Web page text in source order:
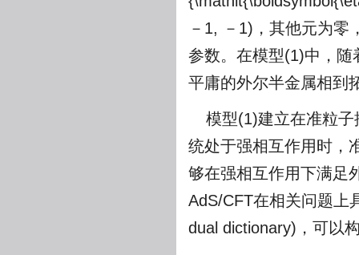
－1, －1)，其他元为零
参数。在模型(1)中，随
平庸的外尔半金属相到
模型(1)建立在准粒
统处于强相互作用时，
够在强相互作用下满足
AdS/CFT在相关问题上
dual dictionary)，可以